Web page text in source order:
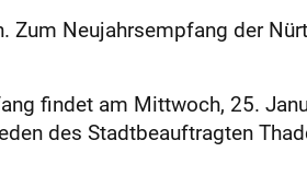
Zum Neujahrsempfang der
findet am Mittwoch, 25.
des Stadtbeauftragten